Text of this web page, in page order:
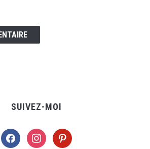
SUIVEZ-MOI
facebookinstagrampinterest